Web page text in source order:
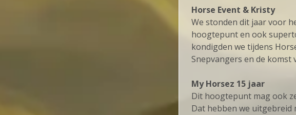
Horse Event & Kristy
We stonden dit jaar voor
hoogtepunt en ook
kondigden we tijdens
Snepvangers en de komst
My Horsez 15 jaar
Dit hoogtepunt mag ook
Dat hebben we uitgebreid